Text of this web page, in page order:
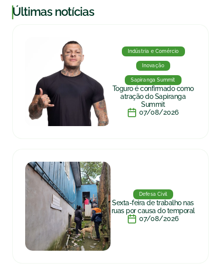
|Últimas notícias
Indústria e Comércio
Inovação
Sapiranga Summit
Toguro é confirmado como
atração do Sapiranga
Summit
07/08/2026
Defesa Civil
Sexta-feira de trabalho nas
ruas por causa do temporal
07/08/2026